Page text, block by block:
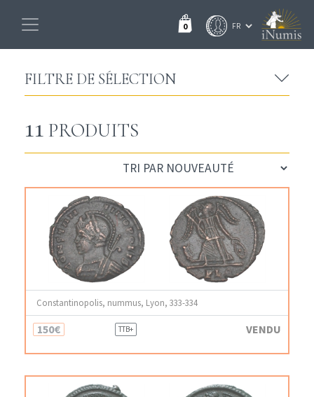
0
FILTRE DE SÉLECTION
11 PRODUITS
Constantinopolis, nummus, Lyon, 333-334
150€ TTB+ VENDU